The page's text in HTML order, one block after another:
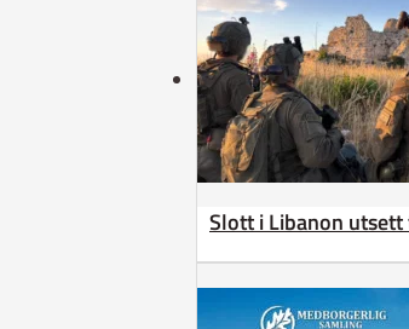
Slott i Libanon